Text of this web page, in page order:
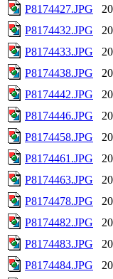
P8174427.JPG
P8174432.JPG
P8174433.JPG
P8174438.JPG
P8174442.JPG
P8174446.JPG
P8174458.JPG
P8174461.JPG
P8174463.JPG
P8174478.JPG
P8174482.JPG
P8174483.JPG
P8174484.JPG